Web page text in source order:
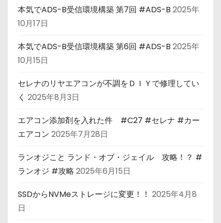
本気でADS-B受信環境構築 第7回 #ADS-B 2025年
10月17日
本気でADS-B受信環境構築 第6回 #ADS-B 2025年
10月15日
セレナのリヤエアコンが不調をＤＩＹで修理してい
く 2025年8月3日
エアコン添加剤を入れた件 #C27 #セレナ #カー
エアコン 2025年7月28日
ランオジこと ランド・オブ・ジェイル 攻略！？ #
ランオジ #攻略 2025年6月15日
SSDからNVMeストレージに変更！！ 2025年4月8
日